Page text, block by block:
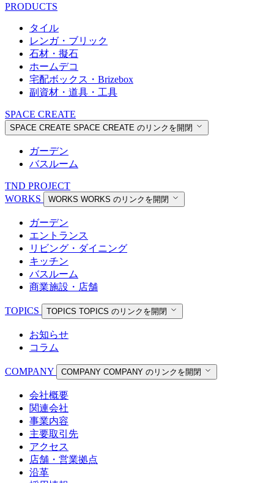
PRODUCTS
タイル
レンガ・ブリック
石材・擬石
ホームデコ
宅配ボックス・Brizebox
副資材・道具・工具
SPACE CREATE
SPACE CREATE SPACE CREATE のリンクを開閉
ガーデン
バスルーム
TND PROJECT
WORKS
WORKS WORKS のリンクを開閉
ガーデン
エントランス
リビング・ダイニング
キッチン
バスルーム
商業施設・店舗
TOPICS TOPICS TOPICS のリンクを開閉
お知らせ
コラム
COMPANY COMPANY COMPANY のリンクを開閉
会社概要
関連会社
事業内容
主要取引先
アクセス
店舗・営業拠点
沿革